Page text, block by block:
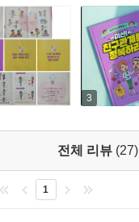
3
전체 리뷰 (27)
1